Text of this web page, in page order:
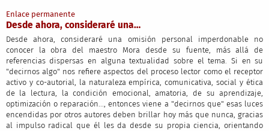
Enlace permanente
Desde ahora, consideraré una…
Desde ahora, consideraré una omisión personal imperdonable no
conocer la obra del maestro Mora desde su fuente, más allá de
referencias dispersas en alguna textualidad sobre el tema. Si en su
"decirnos algo" nos refiere aspectos del proceso lector como el receptor
activo y co-autorial, la naturaleza empírica, comunicativa, social y ética
de la lectura, la condición emocional, amatoria, de su aprendizaje,
optimización o reparación..., entonces viene a "decirnos que" esas luces
encendidas por otros autores deben brillar hoy más que nunca, gracias
al impulso radical que él les da desde su propia ciencia, orientando